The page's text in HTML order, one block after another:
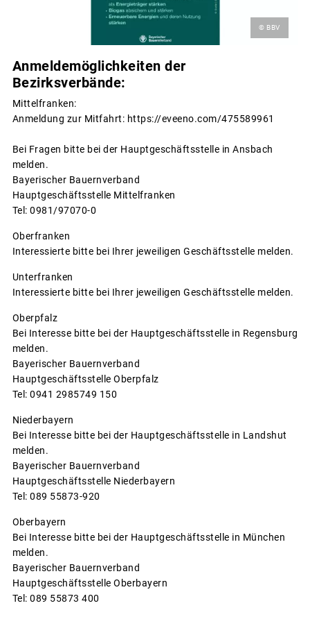
© BBV
Anmeldemöglichkeiten der
Bezirksverbände:
Mittelfranken:
Anmeldung zur Mitfahrt: https://eveeno.com/475589961
Bei Fragen bitte bei der Hauptgeschäftsstelle in Ansbach
melden.
Bayerischer Bauernverband
Hauptgeschäftsstelle Mittelfranken
Tel: 0981/97070-0
Oberfranken
Interessierte bitte bei Ihrer jeweiligen Geschäftsstelle melden.
Unterfranken
Interessierte bitte bei Ihrer jeweiligen Geschäftsstelle melden.
Oberpfalz
Bei Interesse bitte bei der Hauptgeschäftsstelle in Regensburg
melden.
Bayerischer Bauernverband
Hauptgeschäftsstelle Oberpfalz
Tel: 0941 2985749 150
Niederbayern
Bei Interesse bitte bei der Hauptgeschäftsstelle in Landshut
melden.
Bayerischer Bauernverband
Hauptgeschäftsstelle Niederbayern
Tel: 089 55873-920
Oberbayern
Bei Interesse bitte bei der Hauptgeschäftsstelle in München
melden.
Bayerischer Bauernverband
Hauptgeschäftsstelle Oberbayern
Tel: 089 55873 400